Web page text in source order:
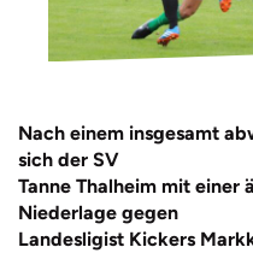
Nach einem insgesamt
sich der SV
Tanne Thalheim mit einer
Niederlage gegen
Landesligist Kickers